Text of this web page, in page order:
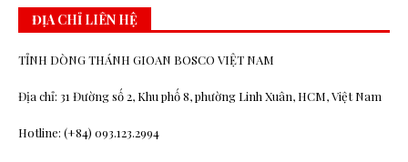
ĐỊA CHỈ LIÊN HỆ
TỈNH DÒNG THÁNH GIOAN BOSCO VIỆT NAM
Địa chỉ: 31 Đường số 2, Khu phố 8, phường Linh Xuân, HCM, Việt Nam
Hotline: (+84) 093.123.2994